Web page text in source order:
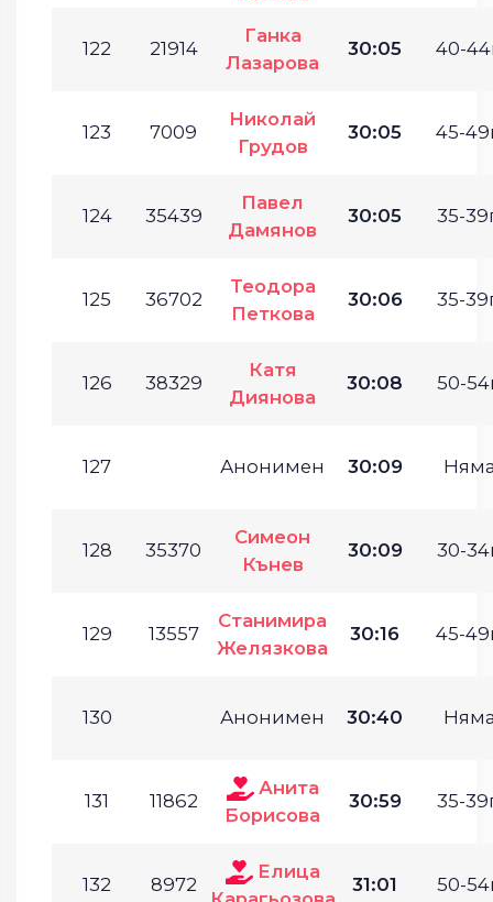
122 21914
Ганка
Лазарова
30:05 40-
123 7009
Николай
Грудов
30:05 45-
124 35439
Павел
Дамянов
30:05 35-
125 36702
Теодора
Петкова
30:06 35-
126 38329
Катя
Диянова
30:08 50-
127 Анонимен 30:09
128 35370
Симеон
Кънев
30:09 30-
129 13557
Станимира
Желязкова
30:16 45-
130 Анонимен 30:40
131 11862
Анита
Борисова
30:59 35-
132 8972
Елица
31:01 50-